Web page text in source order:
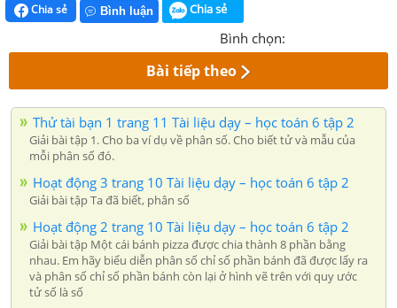
Chia sẻ Bình luận Chia sẻ
Bình chọn:
Bài tiếp theo
Thử tài bạn 1 trang 11 Tài liệu dạy – học toán 6 tập 2
Giải bài tập 1. Cho ba ví dụ về phân số. Cho biết tử và mẫu của
mỗi phân số đó.
Hoạt động 3 trang 10 Tài liệu dạy – học toán 6 tập 2
Giải bài tập Ta đã biết, phân số
Hoạt động 2 trang 10 Tài liệu dạy – học toán 6 tập 2
Giải bài tập Một cái bánh pizza được chia thành 8 phần bằng
nhau. Em hãy biểu diễn phân số chỉ số phần bánh đã được lấy ra
và phân số chỉ số phần bánh còn lại ở hình vẽ trên với quy ước
tử số là số